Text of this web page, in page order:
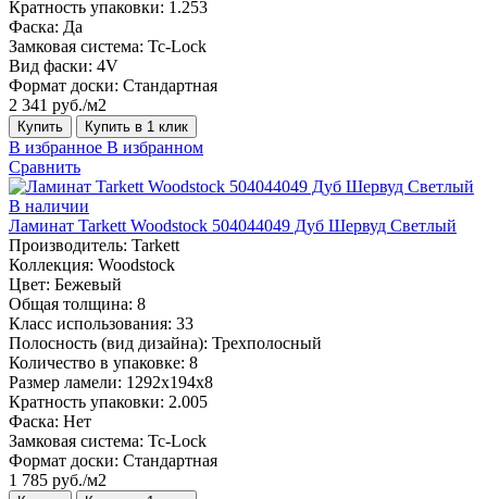
Кратность упаковки: 1.253
Фаска: Да
Замковая система: Tc-Lock
Вид фаски: 4V
Формат доски: Стандартная
2 341 руб./м2
Купить Купить в 1 клик
В избранное В избранном
Сравнить
В наличии
Ламинат Tarkett Woodstock 504044049 Дуб Шервуд Светлый
Производитель: Tarkett
Коллекция: Woodstock
Цвет: Бежевый
Общая толщина: 8
Класс использования: 33
Полосность (вид дизайна): Трехполосный
Количество в упаковке: 8
Размер ламели: 1292х194х8
Кратность упаковки: 2.005
Фаска: Нет
Замковая система: Tc-Lock
Формат доски: Стандартная
1 785 руб./м2